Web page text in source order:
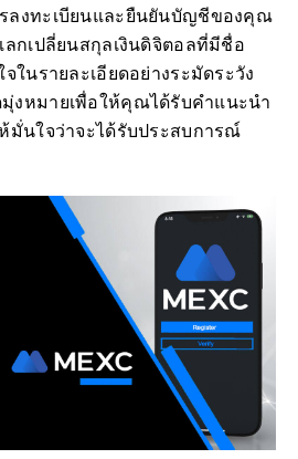
ลงทะเบียนและยืนยันบัญชีของคุณ
ลกเปลี่ยนสกุลเงินดิจิตอลที่มีชื่อ
ในรายละเอียดอย่างระมัดระวัง
งหมายเพื่อให้คุณได้รับคำแนะนำ
มั่นใจว่าจะได้รับประสบการณ์